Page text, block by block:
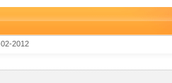
2012